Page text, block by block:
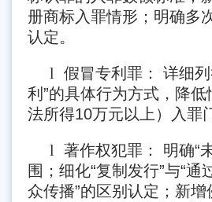
册商标入罪情形；明确多
认定。
l 假冒专利罪： 详细
利”的具体行为方式，降
法所得10万元以上）入罪
l 著作权犯罪： 明确“
围；细化“复制发行”与“通
众传播”的区别认定；新